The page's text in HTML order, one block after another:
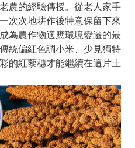
農的經驗傳授。從老人家手
次次地耕作後特意保留下來
為農作物適應環境變遷的最
統偏紅色調小米、少見獨特
的紅藜穗才能繼續在這片土